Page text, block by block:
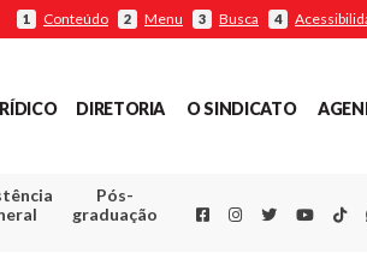
1 Conteúdo 2 Menu 3 Busca 4
DIRETORIA O SINDICATO
Pós-
graduação
FacebookInstagram
Twitter